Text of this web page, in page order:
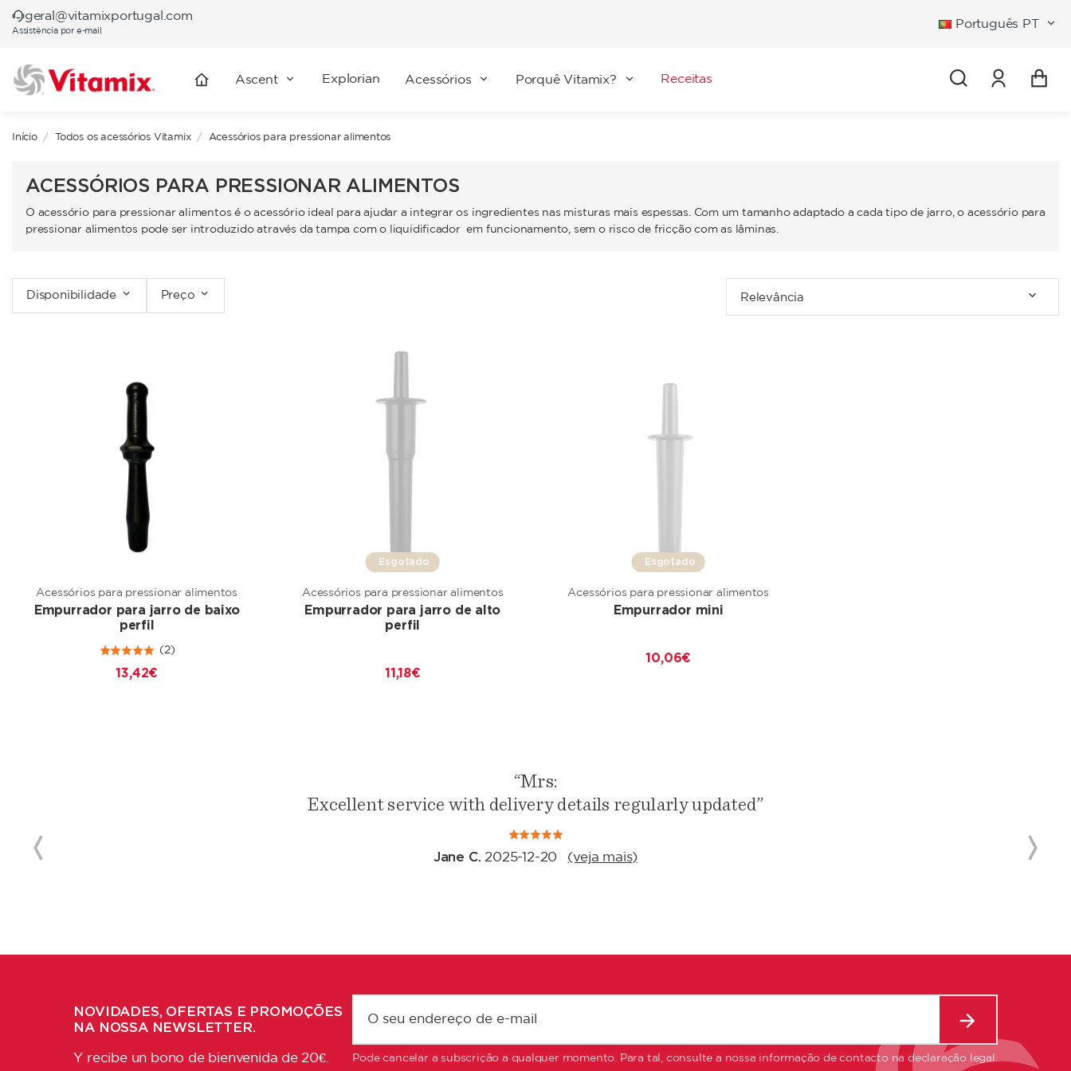
geral@vitamixportugal.com
Assistência por e-mail
Português PT
Ascent Explorian Acessórios Porquê Vitamix? Receitas Entrar
Início Todos os acessórios Vitamix Acessórios para pressionar alimentos
ACESSÓRIOS PARA PRESSIONAR ALIMENTOS
O acessório para pressionar alimentos é o acessório ideal para ajudar a integrar os ingredientes nas misturas mais espessas. Com um tamanho adaptado a cada tipo de jarro, o acessório para
pressionar alimentos pode ser introduzido através da tampa com o liquidificador em funcionamento, sem o risco de fricção com as lâminas.
Disponibilidade Preço Relevância
Acessórios para pressionar alimentos
Empurrador para jarro de baixo
perfil
(2)
13,42 €
Esgotado
Acessórios para pressionar alimentos
Empurrador para jarro de alto
perfil
11,18 €
Esgotado
Acessórios para pressionar alimentos
Empurrador mini
10,06 €
“Mrs:
Excellent service with delivery details regularly updated”
Jane C. 2025-12-20 (veja mais)
NOVIDADES, OFERTAS E PROMOÇÕES
NA NOSSA NEWSLETTER.
Y recibe un bono de bienvenida de 20€. Pode cancelar a subscrição a qualquer momento. Para tal, consulte a nossa informação de contacto na declaração legal.